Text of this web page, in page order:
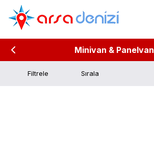
Minivan & Panelvan
Filtrele